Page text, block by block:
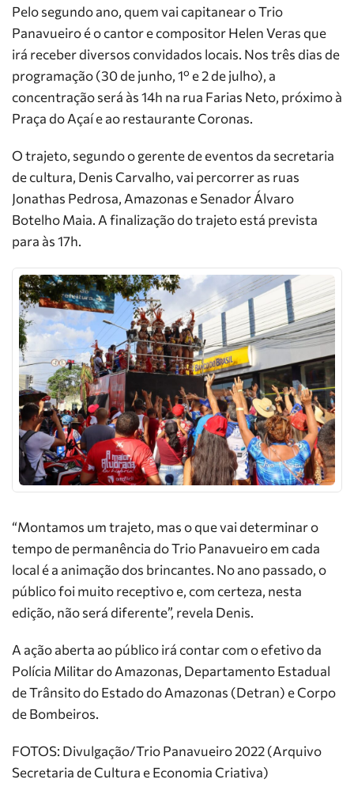
Pelo segundo ano, quem vai capitanear o Trio
Panavueiro é o cantor e compositor Helen Veras que
irá receber diversos convidados locais. Nos três dias de
programação (30 de junho, 1º e 2 de julho), a
concentração será às 14h na rua Farias Neto, próximo à
Praça do Açaí e ao restaurante Coronas.
O trajeto, segundo o gerente de eventos da secretaria
de cultura, Denis Carvalho, vai percorrer as ruas
Jonathas Pedrosa, Amazonas e Senador Álvaro
Botelho Maia. A finalização do trajeto está prevista
para às 17h.
“Montamos um trajeto, mas o que vai determinar o
tempo de permanência do Trio Panavueiro em cada
local é a animação dos brincantes. No ano passado, o
público foi muito receptivo e, com certeza, nesta
edição, não será diferente”, revela Denis.
A ação aberta ao público irá contar com o efetivo da
Polícia Militar do Amazonas, Departamento Estadual
de Trânsito do Estado do Amazonas (Detran) e Corpo
de Bombeiros.
FOTOS: Divulgação/Trio Panavueiro 2022 (Arquivo
Secretaria de Cultura e Economia Criativa)